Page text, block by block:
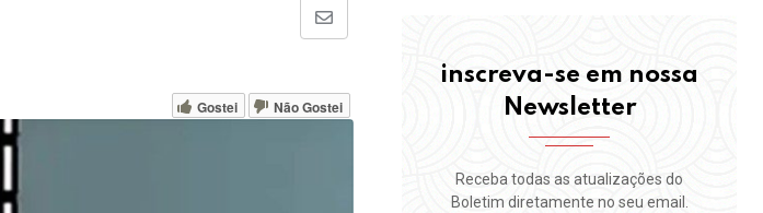
Share
Email
Gostei Não Gostei
inscreva-se em nossa
Newsletter
Receba todas as atualizações do
Boletim diretamente no seu email.